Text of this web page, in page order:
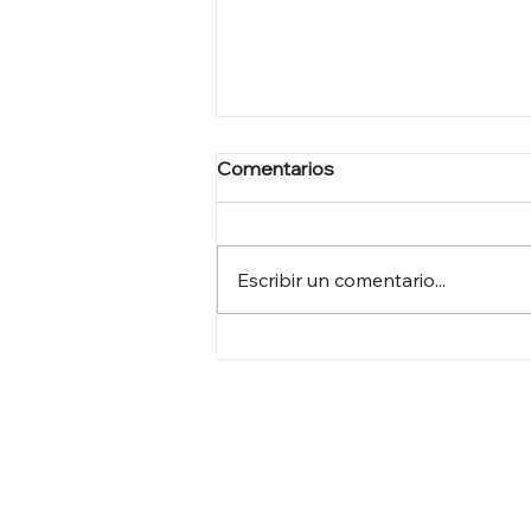
Comentarios
Escribir un comentario...